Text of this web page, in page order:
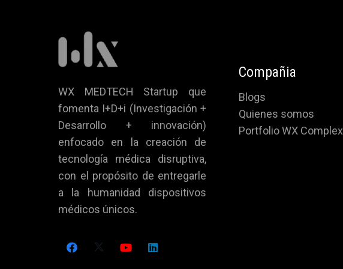
WX MEDTECH Startup que
fomenta I+D+i (Investigación +
Desarrollo + innovación)
enfocado en la creación de
tecnología médica disruptiva,
con el propósito de entregarle
a la humanidad dispositivos
médicos únicos.
Compañia
Blogs
Quienes somos
Portfolio WX Complex